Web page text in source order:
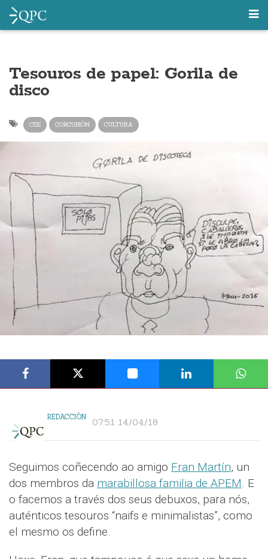
Tesouros de papel: Gorila de
disco
CEE CORCUBIÓN CULTURA
REDACCIÓN 07:51 14/04/18
Seguimos coñecendo ao amigo Fran Martín, un
dos membros da marabillosa familia de APEM. E
o facemos a través dos seus debuxos, para nós,
auténticos tesouros “naifs e minimalistas”, como
el mesmo os define.